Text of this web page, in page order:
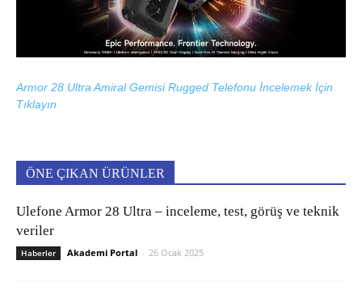
Armor 28 Ultra Amiral Gemisi Rugged Telefonu İncelemek İçin
Tıklayın
ÖNE ÇIKAN ÜRÜNLER
Ulefone Armor 28 Ultra – inceleme, test, görüş ve teknik
veriler
Haberler Akademi Portal - 26 Ocak 2025